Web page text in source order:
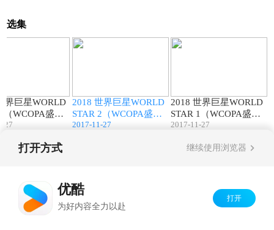
选集
界巨星WORLD
（WCOPA盛
27
2018 世界巨星WORLD
STAR 2（WCOPA盛
典）
2017-11-27
2018 世界巨星WORLD
STAR 1（WCOPA盛
典）
2017-11-27
打开方式 继续使用浏览器
优酷
为好内容全力以赴
打开